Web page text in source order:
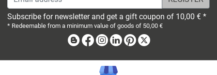
Subscribe for newsletter and get a gift coupon of 10,00 € *
* Redeemable from a minimum value of goods of 50,00 €
BlogFacebook
Instagram
LinkedinPinterest